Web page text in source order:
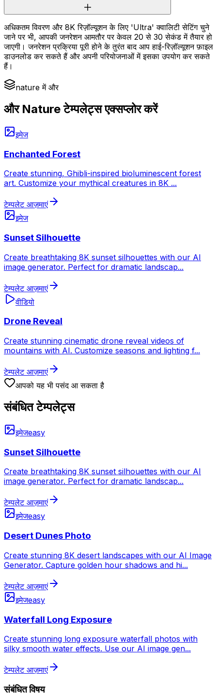
अधिकतम विवरण और 8K रिज़ॉल्यूशन के लिए 'Ultra' क्वालिटी सेटिंग चुने
जाने पर भी, आपकी जनरेशन आमतौर पर केवल 20 से 30 सेकंड में तैयार हो
जाएगी। जनरेशन प्रक्रिया पूरी होने के तुरंत बाद आप हाई-रिज़ॉल्यूशन फ़ाइल
डाउनलोड कर सकते हैं और अपनी परियोजनाओं में इसका उपयोग कर सकते
हैं।
nature में और
और Nature टेम्पलेट्स एक्सप्लोर करें
इमेज
Enchanted Forest
Create stunning, Ghibli-inspired bioluminescent forest
art. Customize your mythical creatures in 8K ...
टेम्पलेट आज़माएं
इमेज
Sunset Silhouette
Create breathtaking 8K sunset silhouettes with our AI
image generator. Perfect for dramatic landscap...
टेम्पलेट आज़माएं
वीडियो
Drone Reveal
Create stunning cinematic drone reveal videos of
mountains with AI. Customize seasons and lighting f...
टेम्पलेट आज़माएं
आपको यह भी पसंद आ सकता है
संबंधित टेम्पलेट्स
इमेजeasy
Sunset Silhouette
Create breathtaking 8K sunset silhouettes with our AI
image generator. Perfect for dramatic landscap...
टेम्पलेट आज़माएं
इमेजeasy
Desert Dunes Photo
Create stunning 8K desert landscapes with our AI Image
Generator. Capture golden hour shadows and hi...
टेम्पलेट आज़माएं
इमेजeasy
Waterfall Long Exposure
Create stunning long exposure waterfall photos with
silky smooth water effects. Use our AI image gen...
टेम्पलेट आज़माएं
संबंधित विषय